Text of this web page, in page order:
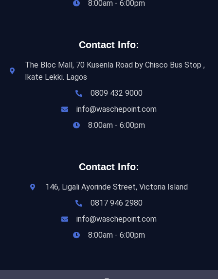
8:00am - 6:00pm
Contact Info:
The Bloc Mall, 70 Kusenla Road by Chisco Bus Stop ,
Ikate Lekki. Lagos
0809 432 9000
info@waschepoint.com
8:00am - 6:00pm
Contact Info:
146, Ligali Ayorinde Street, Victoria Island
0817 946 2980
info@waschepoint.com
8:00am - 6:00pm